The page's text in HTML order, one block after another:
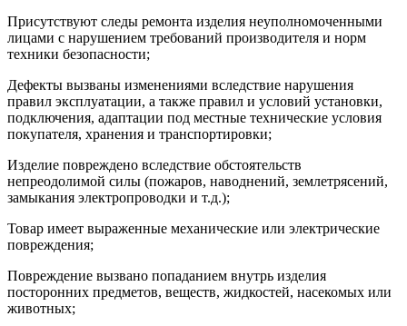
Присутствуют следы ремонта изделия неуполномоченными
лицами с нарушением требований производителя и норм
техники безопасности;
Дефекты вызваны изменениями вследствие нарушения
правил эксплуатации, а также правил и условий установки,
подключения, адаптации под местные технические условия
покупателя, хранения и транспортировки;
Изделие повреждено вследствие обстоятельств
непреодолимой силы (пожаров, наводнений, землетрясений,
замыкания электропроводки и т.д.);
Товар имеет выраженные механические или электрические
повреждения;
Повреждение вызвано попаданием внутрь изделия
посторонних предметов, веществ, жидкостей, насекомых или
животных;